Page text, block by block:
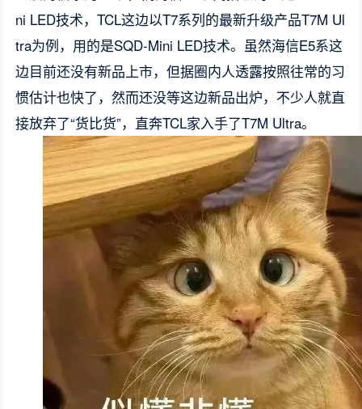
ni LED技术，TCL这边以T7系列的最新升级产品T7M Ul
tra为例，用的是SQD-Mini LED技术。虽然海信E5系这
边目前还没有新品上市，但据圈内人透露按照往常的习
惯估计也快了，然而还没等这边新品出炉，不少人就直
接放弃了“货比货”，直奔TCL家入手了T7M Ultra。